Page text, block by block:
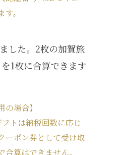
。
した。2枚の加賀旅
1枚に合算できます
の場合】
トは納税回数に応じ
ーポン券として受け取
合算はできません。